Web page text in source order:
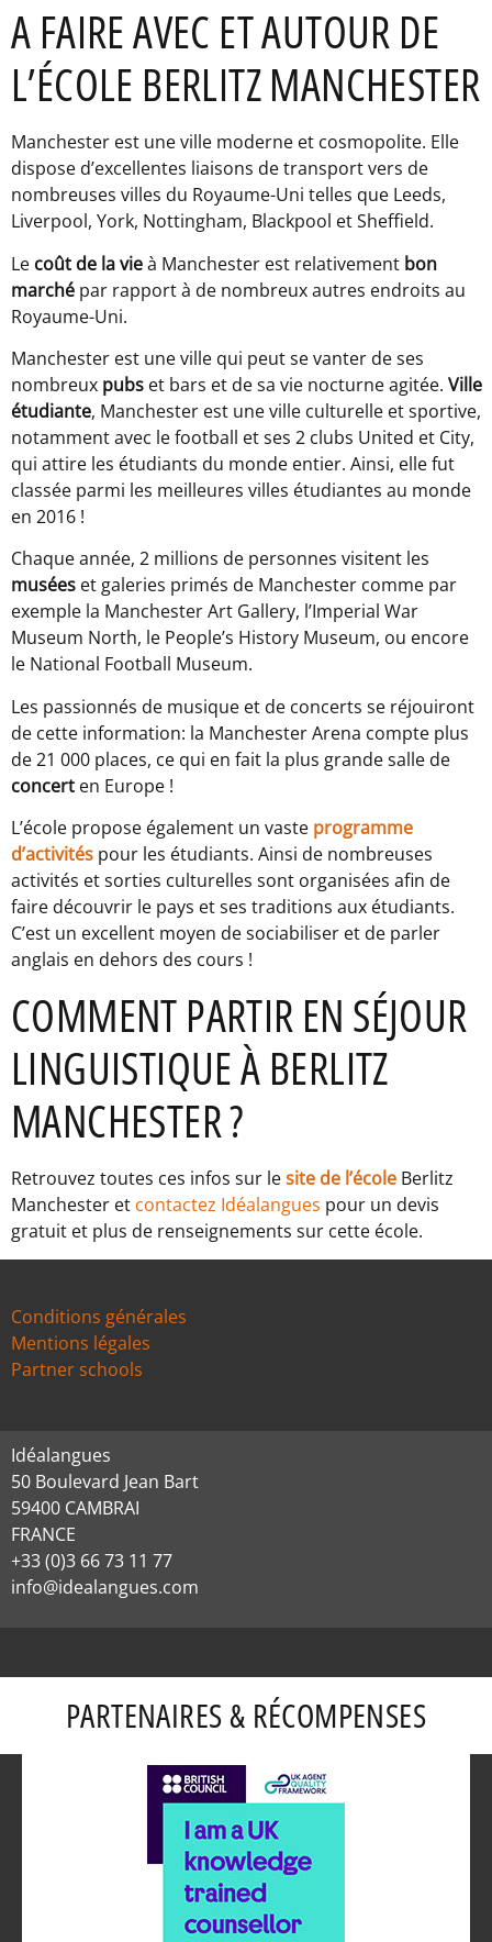
A FAIRE AVEC ET AUTOUR DE
L’ÉCOLE BERLITZ MANCHESTER
Manchester est une ville moderne et cosmopolite. Elle
dispose d’excellentes liaisons de transport vers de
nombreuses villes du Royaume-Uni telles que Leeds,
Liverpool, York, Nottingham, Blackpool et Sheffield.
Le coût de la vieà Manchester est relativement bon
marché par rapport à de nombreux autres endroits au
Royaume-Uni.
Manchester est une ville qui peut se vanter de ses
nombreux pubs et bars et de sa vie nocturne agitée. Ville
étudiante, Manchester est une ville culturelle et sportive,
notamment avec le football et ses 2 clubs United et City,
qui attire les étudiants du monde entier. Ainsi, elle fut
classée parmi les meilleures villes étudiantes au monde
en 2016 !
Chaque année, 2 millions de personnes visitent les
musées et galeries primés de Manchester comme par
exemple la Manchester Art Gallery, l’Imperial War
Museum North, le People’s History Museum, ou encore
le National Football Museum.
Les passionnés de musique et de concerts se réjouiront
de cette information: la Manchester Arena compte plus
de 21 000 places, ce qui en fait la plus grande salle de
concert en Europe !
L’école propose également un vaste programme
d’activités pour les étudiants. Ainsi de nombreuses
activités et sorties culturelles sont organisées afin de
faire découvrir le pays et ses traditions aux étudiants.
C’est un excellent moyen de sociabiliser et de parler
anglais en dehors des cours !
COMMENT PARTIR EN SÉJOUR
LINGUISTIQUE À BERLITZ
MANCHESTER ?
Retrouvez toutes ces infos sur lesite de l’école Berlitz
Manchester et contactez Idéalangues pour un devis
gratuit et plus de renseignements sur cette école.
Conditions générales
Mentions légales
Partner schools
Idéalangues
50 Boulevard Jean Bart
59400 CAMBRAI
FRANCE
+33 (0)3 66 73 11 77
info@idealangues.com
PARTENAIRES & RÉCOMPENSES